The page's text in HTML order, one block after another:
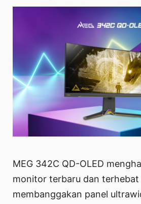
MEG 342C QD-OLED
monitor terbaru dan terhebat
membanggakan panel